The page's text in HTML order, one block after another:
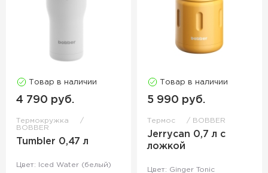
Товар в наличии
4 790 руб.
Термокружка
BOBBER
Tumbler 0,47 л
Цвет: Iced Water (белый)
Товар в наличии
5 990 руб.
Термос BOBBER
Jerrycan 0,7 л с
ложкой
Цвет: Ginger Tonic